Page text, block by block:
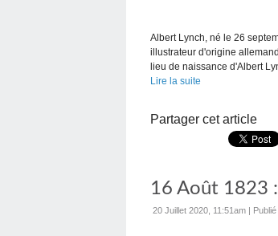
Albert Lynch, né le 26
illustrateur d'origine
lieu de naissance d'Albert
Lire la suite
Partager cet article
16 Août 1823 :
20 Juillet 2020, 11:51am |